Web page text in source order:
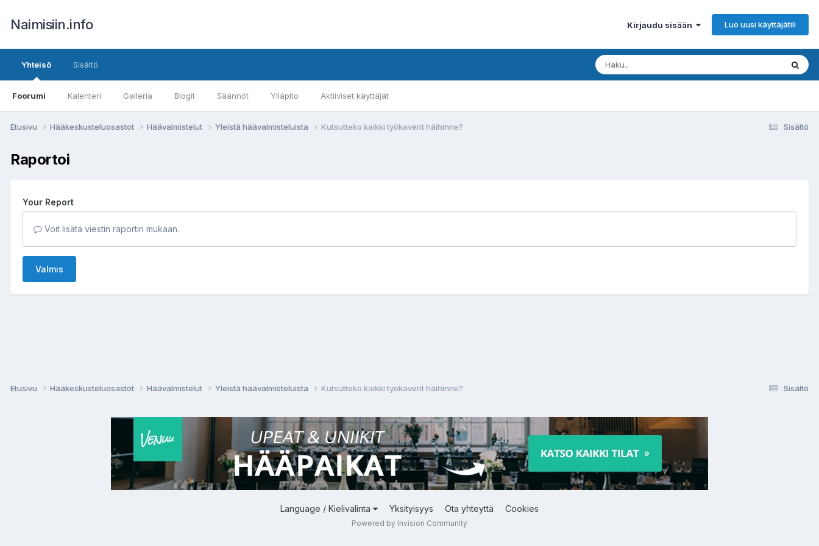
Naimisiin.info Kirjaudu sisään Luo uusi käyttäjätili
Yhteisö
Foorumi Kalenteri Galleria Blogit Säännöt Ylläpito Aktiiviset käyttäjät
Sisältö
Sisältö
Etusivu Hääkeskusteluosastot Häävalmistelut Yleistä häävalmisteluista Kutsutteko kaikki työkaverit häihinne?
Raportoi
Your Report
Voit lisätä viestin raportin mukaan.
Valmis
Sisältö
Etusivu Hääkeskusteluosastot Häävalmistelut Yleistä häävalmisteluista Kutsutteko kaikki työkaverit häihinne?
Language / Kielivalinta Yksityisyys Ota yhteyttä Cookies
Powered by Invision Community